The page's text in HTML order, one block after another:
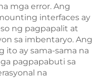
mga error. Ang
interfaces ay
ng pagpapalit at
sa imbentaryo. Ang
ito ay sama-sama na
pagpapabuti sa
na